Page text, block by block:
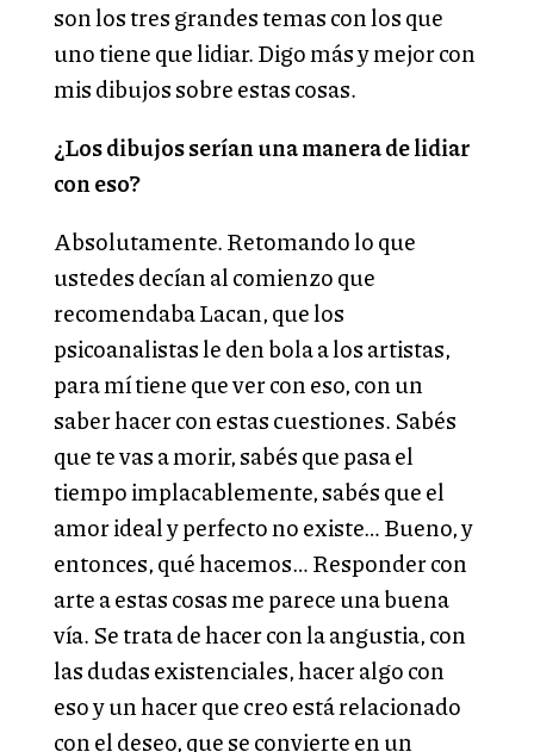
son los tres grandes temas con los que
uno tiene que lidiar. Digo más y mejor con
mis dibujos sobre estas cosas.
¿Los dibujos serían una manera de lidiar
con eso?
Absolutamente. Retomando lo que
ustedes decían al comienzo que
recomendaba Lacan, que los
psicoanalistas le den bola a los artistas,
para mí tiene que ver con eso, con un
saber hacer con estas cuestiones. Sabés
que te vas a morir, sabés que pasa el
tiempo implacablemente, sabés que el
amor ideal y perfecto no existe… Bueno, y
entonces, qué hacemos… Responder con
arte a estas cosas me parece una buena
vía. Se trata de hacer con la angustia, con
las dudas existenciales, hacer algo con
eso y un hacer que creo está relacionado
con el deseo, que se convierte en un